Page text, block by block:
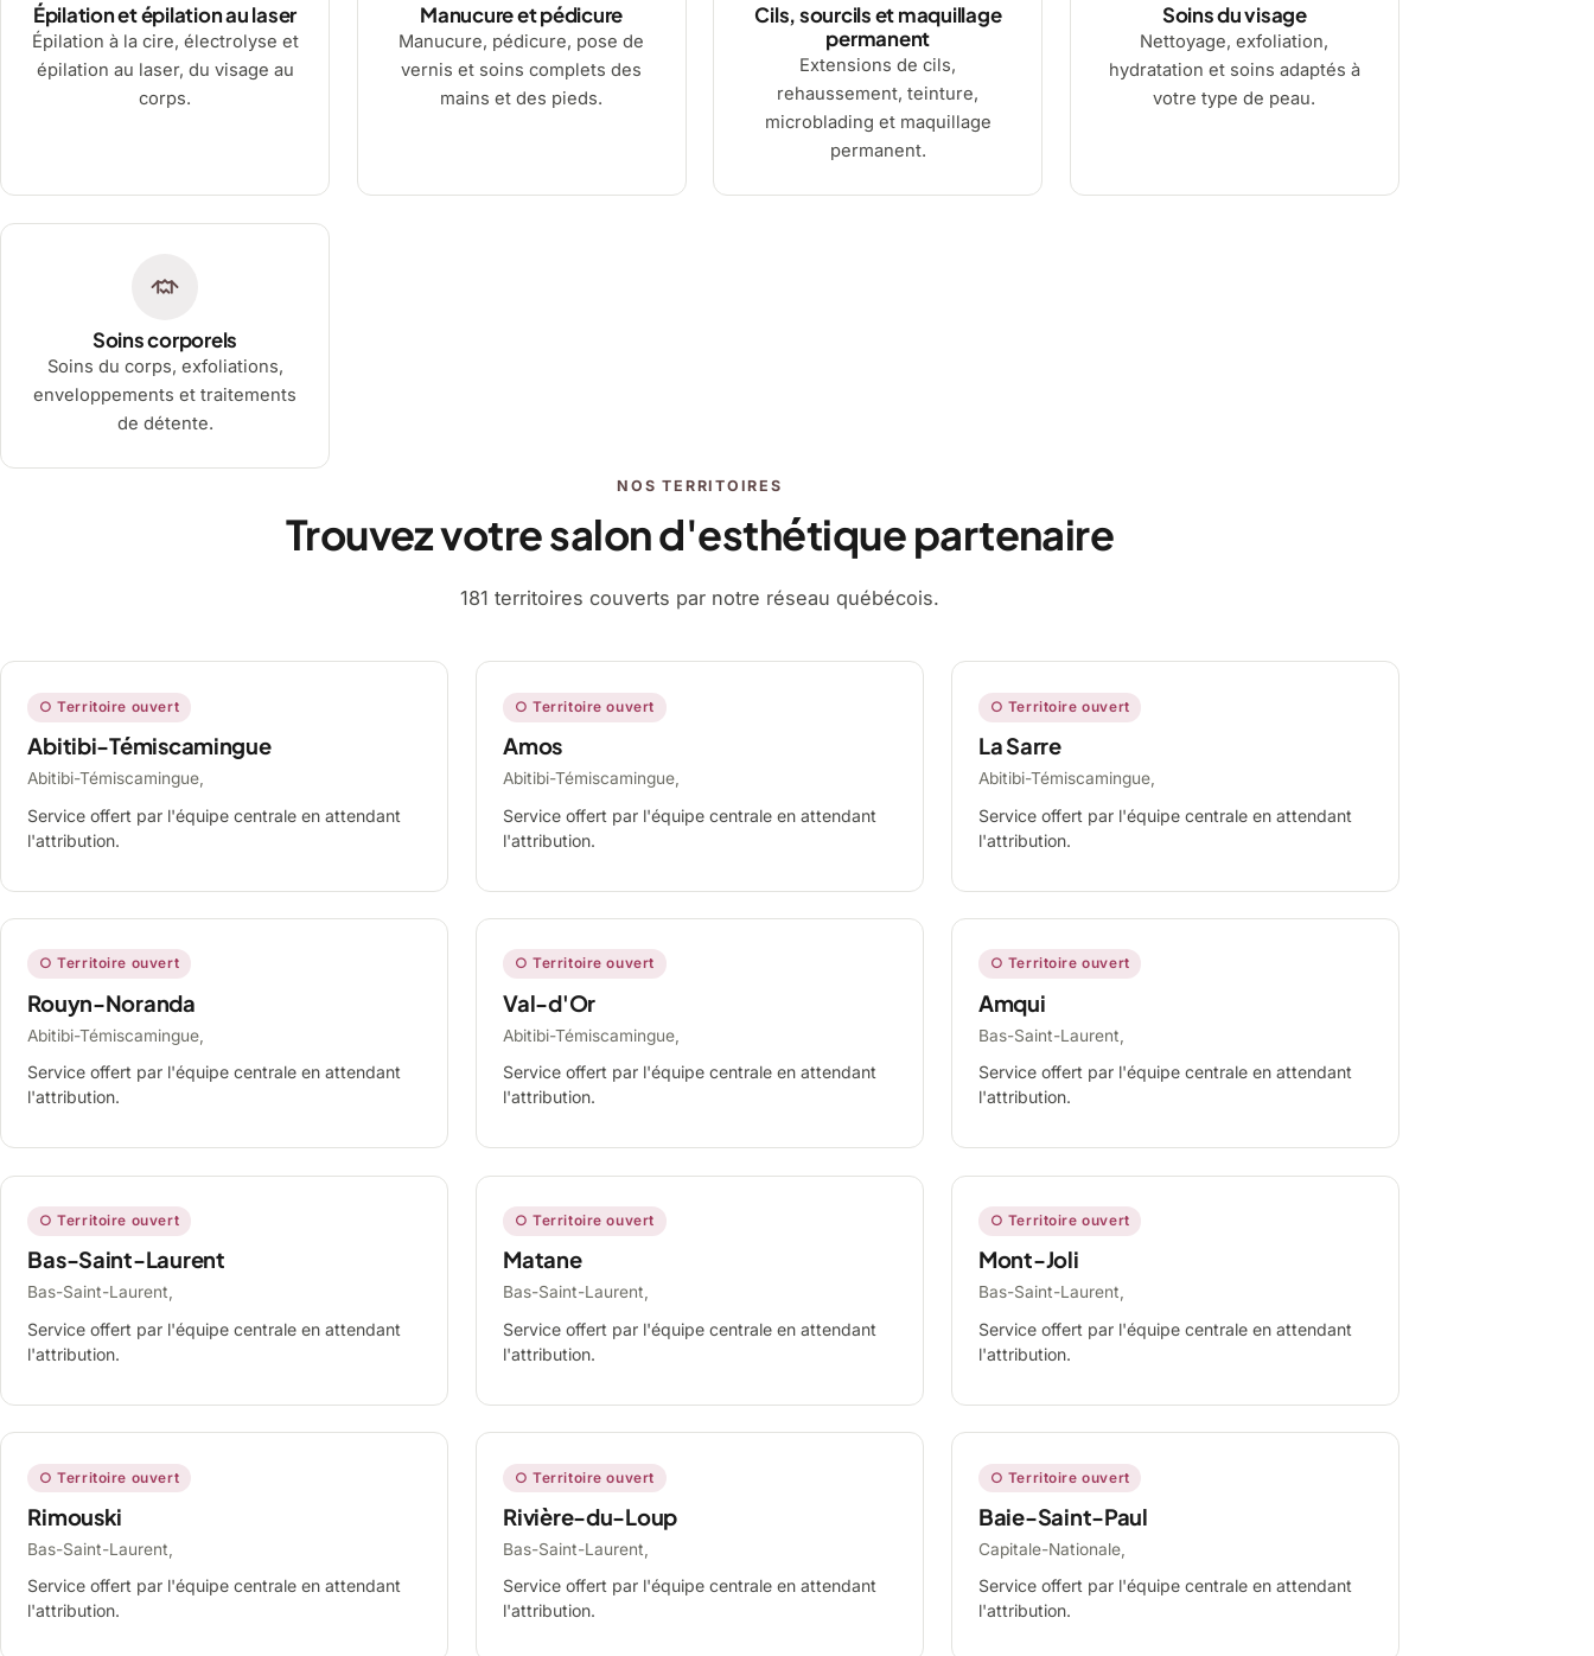
Épilation et épilation au laser
Épilation à la cire, électrolyse et
épilation au laser, du visage au
corps.
Manucure et pédicure
Manucure, pédicure, pose de
vernis et soins complets des
mains et des pieds.
Cils, sourcils et maquillage
permanent
Extensions de cils,
rehaussement, teinture,
microblading et maquillage
permanent.
Soins du visage
Nettoyage, exfoliation,
hydratation et soins adaptés à
votre type de peau.
Soins corporels
Soins du corps, exfoliations,
enveloppements et traitements
de détente.
NOS TERRITOIRES
Trouvez votre salon d'esthétique partenaire
181 territoires couverts par notre réseau québécois.
○ Territoire ouvert
Abitibi-Témiscamingue
Abitibi-Témiscamingue,
Service offert par l'équipe centrale en attendant
l'attribution.
○ Territoire ouvert
Amos
Abitibi-Témiscamingue,
Service offert par l'équipe centrale en attendant
l'attribution.
○ Territoire ouvert
La Sarre
Abitibi-Témiscamingue,
Service offert par l'équipe centrale en attendant
l'attribution.
○ Territoire ouvert
Rouyn-Noranda
Abitibi-Témiscamingue,
Service offert par l'équipe centrale en attendant
l'attribution.
○ Territoire ouvert
Val-d'Or
Abitibi-Témiscamingue,
Service offert par l'équipe centrale en attendant
l'attribution.
○ Territoire ouvert
Amqui
Bas-Saint-Laurent,
Service offert par l'équipe centrale en attendant
l'attribution.
○ Territoire ouvert
Bas-Saint-Laurent
Bas-Saint-Laurent,
Service offert par l'équipe centrale en attendant
l'attribution.
○ Territoire ouvert
Matane
Bas-Saint-Laurent,
Service offert par l'équipe centrale en attendant
l'attribution.
○ Territoire ouvert
Mont-Joli
Bas-Saint-Laurent,
Service offert par l'équipe centrale en attendant
l'attribution.
○ Territoire ouvert
Rimouski
Bas-Saint-Laurent,
Service offert par l'équipe centrale en attendant
l'attribution.
○ Territoire ouvert
Rivière-du-Loup
Bas-Saint-Laurent,
Service offert par l'équipe centrale en attendant
l'attribution.
○ Territoire ouvert
Baie-Saint-Paul
Capitale-Nationale,
Service offert par l'équipe centrale en attendant
l'attribution.